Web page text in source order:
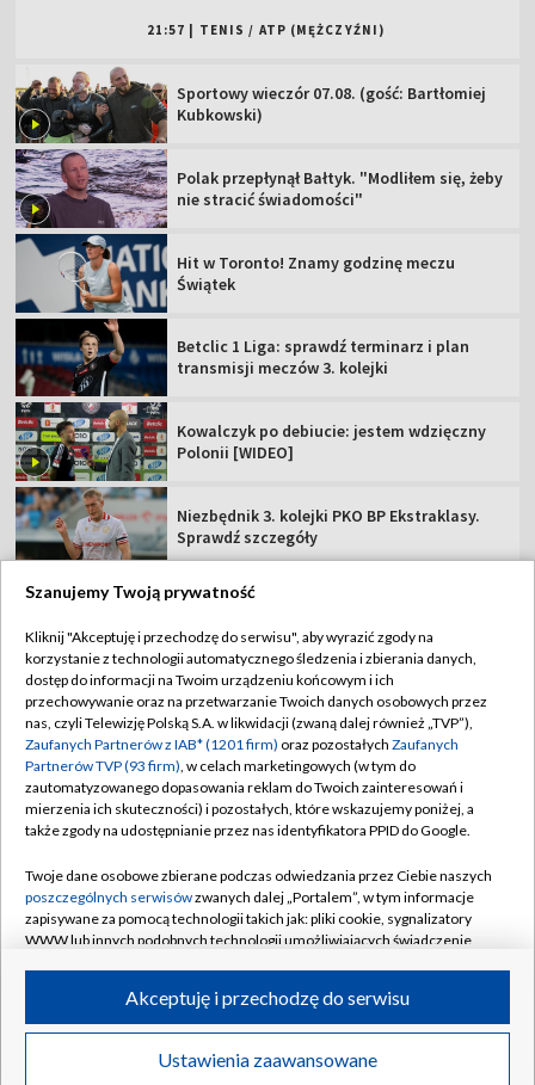
Transmisje Wideo
21:57 TENIS / ATP (MĘŻCZYŹNI)
Sportowy wieczór 07.08. (gość: Bartłomiej
Kubkowski)
Polak przepłynął Bałtyk. "Modliłem się, żeby
nie stracić świadomości"
Hit w Toronto! Znamy godzinę meczu
Świątek
Betclic 1 Liga: sprawdź terminarz i plan
transmisji meczów 3. kolejki
Kowalczyk po debiucie: jestem wdzięczny
Polonii [WIDEO]
Niezbędnik 3. kolejki PKO BP Ekstraklasy.
Sprawdź szczegóły
TVP
Abonament TVP
Sklep TVP
Biuro Reklamy
Oferta Handlowa
Emisja w TVP
Rada Programowa
Ogłoszenia przetargowe
Akademia Telewizyjna
Regulamin TVP
Polityka prywatności
Moje zgody
Biuro reklamy
Kanały
©2026 Telewizja Polska Spółka Akcyjna w likwidacji
Szanujemy Twoją prywatność
Kliknij "Akceptuję i przechodzę do serwisu", aby wyrazić zgody na
korzystanie z technologii automatycznego śledzenia i zbierania danych,
dostęp do informacji na Twoim urządzeniu końcowym i ich
przechowywanie oraz na przetwarzanie Twoich danych osobowych przez
nas, czyli Telewizję Polską S.A. w likwidacji (zwaną dalej również „TVP”),
Zaufanych Partnerów z IAB* (1201 firm) oraz pozostałych Zaufanych
Partnerów TVP (93 firm), w celach marketingowych (w tym do
zautomatyzowanego dopasowania reklam do Twoich zainteresowań i
mierzenia ich skuteczności) i pozostałych, które wskazujemy poniżej, a
także zgody na udostępnianie przez nas identyfikatora PPID do Google.
Twoje dane osobowe zbierane podczas odwiedzania przez Ciebie naszych
poszczególnych serwisówzwanych dalej „Portalem”, w tym informacje
zapisywane za pomocą technologii takich jak: pliki cookie, sygnalizatory
WWW lub innych podobnych technologii umożliwiających świadczenie
ruchu w Internecie.
Twoje dane osobowe zbierane podczas odwiedzania przez Ciebie
poszczególnych serwisówna Portalu, takie jak adresy IP, identyfikatory
Ustawienia zaawansowane
Akceptuję i przechodzę do serwisu